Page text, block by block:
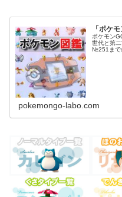
「ポケ
ポケモン
世代と第
№251まで
pokemongo-labo.com